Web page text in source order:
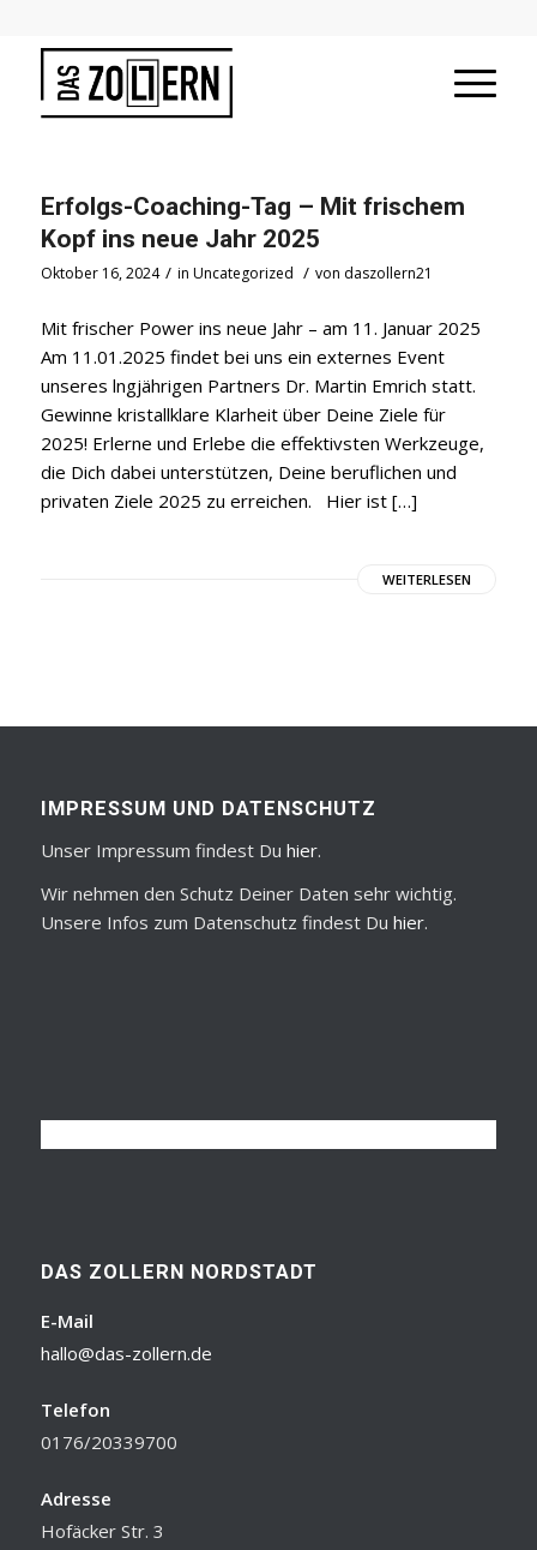
Erfolgs-Coaching-Tag – Mit frischem
Kopf ins neue Jahr 2025
Oktober 16, 2024 / in Uncategorized / von daszollern21
Mit frischer Power ins neue Jahr – am 11. Januar 2025
Am 11.01.2025 findet bei uns ein externes Event
unseres lngjährigen Partners Dr. Martin Emrich statt.
Gewinne kristallklare Klarheit über Deine Ziele für
2025! Erlerne und Erlebe die effektivsten Werkzeuge,
die Dich dabei unterstützen, Deine beruflichen und
privaten Ziele 2025 zu erreichen. Hier ist […]
WEITERLESEN
IMPRESSUM UND DATENSCHUTZ
Unser Impressum findest Du hier.
Wir nehmen den Schutz Deiner Daten sehr wichtig.
Unsere Infos zum Datenschutz findest Du hier.
DAS ZOLLERN NORDSTADT
E-Mail
hallo@das-zollern.de
Telefon
0176/20339700
Adresse
Hofäcker Str. 3